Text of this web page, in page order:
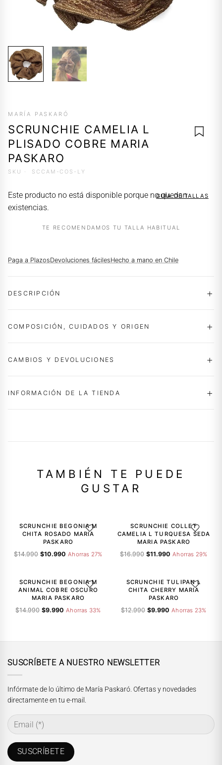
MARÍA PASKARÓ
SCRUNCHIE CAMELIA L
PLISADO COBRE MARIA
PASKARO
SKU · SCCAM-COS-LY
GUÍA DE TALLAS
Este producto no está disponible porque no quedan
existencias.
TE RECOMENDAMOS TU TALLA HABITUAL
Paga a PlazosDevoluciones fácilesHecho a mano en Chile
DESCRIPCIÓN
COMPOSICIÓN, CUIDADOS Y ORIGEN
CAMBIOS Y DEVOLUCIONES
INFORMACIÓN DE LA TIENDA
TAMBIÉN TE PUEDE
GUSTAR
AGREGAR A LA LISTA DE DESEOS
SCRUNCHIE BEGONIA M
CHITA ROSADO MARIA
PASKARO
$14.990
El
era:
$14.990.
$10.990
El
es:
$10.990.
Ahorras 27%
AGREGAR
SCRUNCHIE COLLET
CAMELIA L TURQUESA SEDA
MARIA PASKARO
$16.990
El
era:
$16.990.
$11.990
El
es:
$11.990.
Ahorras 29%
AGREGAR A LA LISTA DE DESEOS
SCRUNCHIE BEGONIA M
ANIMAL COBRE OSCURO
MARIA PASKARO
$14.990
El
$9.990
El Ahorras 33%
AGREGAR
SCRUNCHIE TULIPAN L
CHITA CHERRY MARIA
PASKARO
$12.990
El
$9.990
El Ahorras 23%
SUSCRÍBETE A NUESTRO NEWSLETTER
Infórmate de lo último de María Paskaró. Ofertas y novedades
directamente en tu e-mail.